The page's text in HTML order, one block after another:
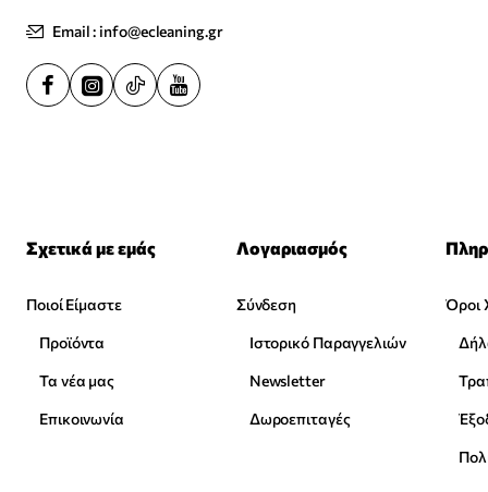
Email : info@ecleaning.gr
Σχετικά με εμάς
Ποιοί Είμαστε
Προϊόντα
Τα νέα μας
Επικοινωνία
Λογαριασμός
Σύνδεση
Ιστορικό Παραγγελιών
Newsletter
Δωροεπιταγές
Όροι